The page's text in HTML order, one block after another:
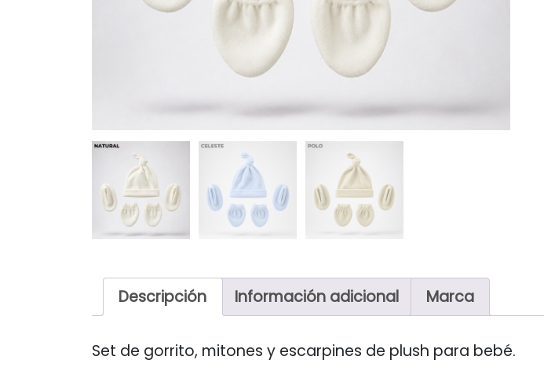
Descripción Información adicional Marca
Set de gorrito, mitones y escarpines de plush para bebé.